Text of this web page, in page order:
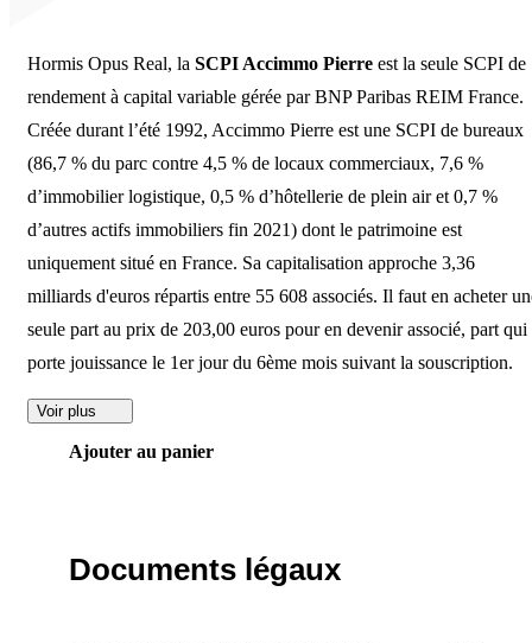
Hormis Opus Real, la SCPI Accimmo Pierre est la seule SCPI de
rendement à capital variable gérée par BNP Paribas REIM France.
Créée durant l’été 1992, Accimmo Pierre est une SCPI de bureaux
(86,7 % du parc contre 4,5 % de locaux commerciaux, 7,6 %
d’immobilier logistique, 0,5 % d’hôtellerie de plein air et 0,7 %
d’autres actifs immobiliers fin 2021) dont le patrimoine est
uniquement situé en France. Sa capitalisation approche 3,36
milliards d'euros répartis entre 55 608 associés. Il faut en acheter
seule part au prix de 203,00 euros pour en devenir associé, part qui
porte jouissance le 1er jour du 6ème mois suivant la souscription.
Voir plus
Ajouter au panier
Documents légaux